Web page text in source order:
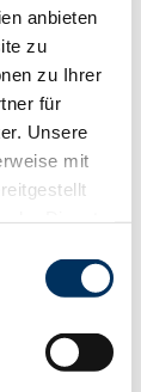
anbieten
zu
zu Ihrer
für
Unsere
mit
nutzen.
101
106
107